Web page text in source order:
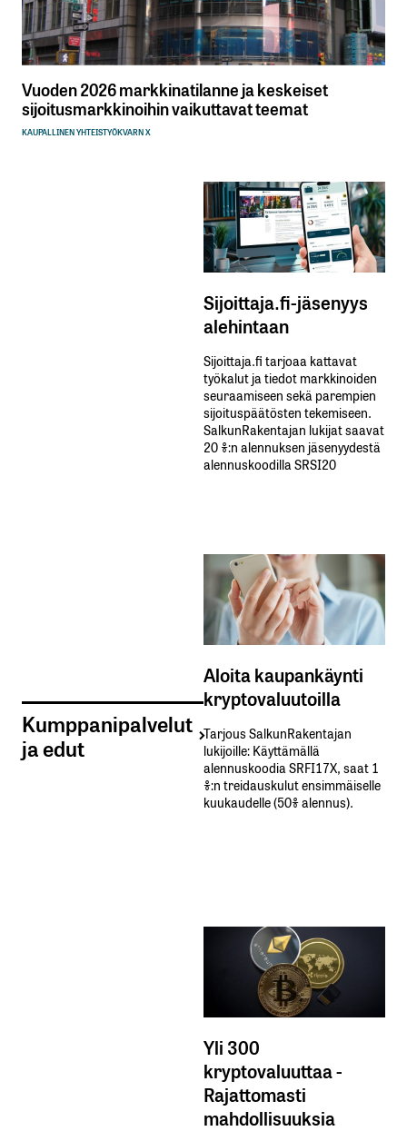
Vuoden 2026 markkinatilanne ja keskeiset
sijoitusmarkkinoihin vaikuttavat teemat
KAUPALLINEN YHTEISTYÖKVARN X
Kumppanipalvelut
ja edut
Sijoittaja.fi-jäsenyys
alehintaan
Sijoittaja.fi tarjoaa kattavat
työkalut ja tiedot markkinoiden
seuraamiseen sekä parempien
sijoituspäätösten tekemiseen.
SalkunRakentajan lukijat saavat
20 %:n alennuksen jäsenyydestä
alennuskoodilla SRSI20
Aloita kaupankäynti
kryptovaluutoilla
Tarjous SalkunRakentajan
lukijoille: Käyttämällä​ ​
alennuskoodia​ ​SRFI17X,​ ​saat​ ​1
%:n treidauskulut​ ​ensimmäiselle​ ​
kuukaudelle​ ​(50%​ ​alennus).
Yli 300
kryptovaluuttaa -
Rajattomasti
mahdollisuuksia